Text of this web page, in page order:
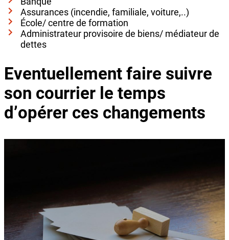
Assurances (incendie, familiale, voiture,..)
École/ centre de formation
Administrateur provisoire de biens/ médiateur de
dettes
Eventuellement faire suivre
son courrier le temps
d’opérer ces changements